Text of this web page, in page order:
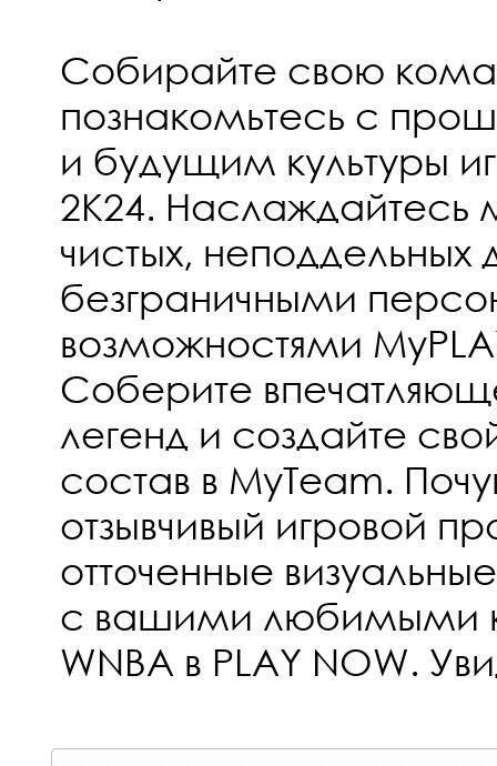
Собирайте свою
познакомьтесь с
и будущим культуры
2K24.
чистых, неподдельных
безграничными
возможностями
Соберите
легенд и создайте
состав в MyTeam.
отзывчивый игровой
отточенные
с вашими любимыми
WNBA в PLAY NOW.